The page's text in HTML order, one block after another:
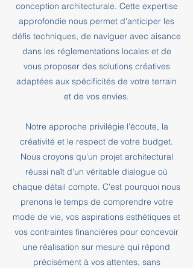
conception architecturale. Cette expertise
approfondie nous permet d'anticiper les
défis techniques, de naviguer avec aisance
dans les réglementations locales et de
vous proposer des solutions créatives
adaptées aux spécificités de votre terrain
et de vos envies.
Notre approche privilégie l'écoute, la
créativité et le respect de votre budget.
Nous croyons qu'un projet architectural
réussi naît d'un véritable dialogue où
chaque détail compte. C'est pourquoi nous
prenons le temps de comprendre votre
mode de vie, vos aspirations esthétiques et
vos contraintes financières pour concevoir
une réalisation sur mesure qui répond
précisément à vos attentes, sans